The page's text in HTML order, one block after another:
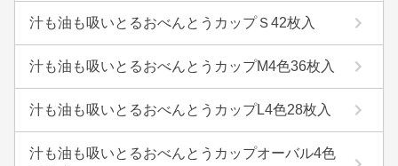
汁も油も吸いとるおべんとうカップＳ42枚入
汁も油も吸いとるおべんとうカップM4色36枚入
汁も油も吸いとるおべんとうカップL4色28枚入
汁も油も吸いとるおべんとうカップオーバル4色